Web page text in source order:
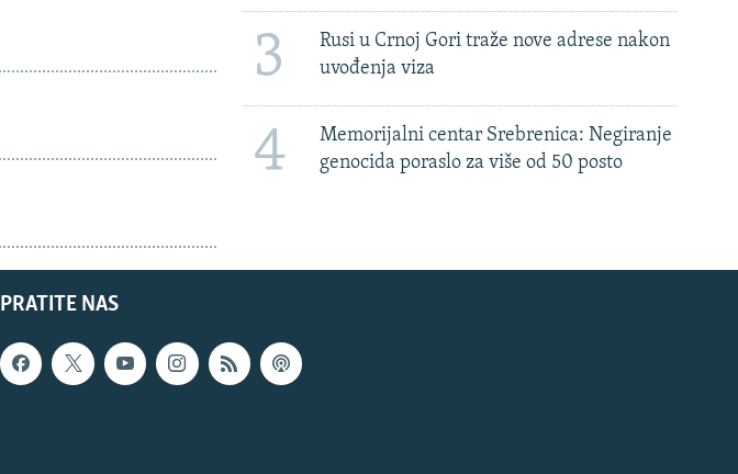
3
Rusi u Crnoj Gori traže nove adrese nakon
uvođenja viza
4
Memorijalni centar Srebrenica: Negiranje
genocida poraslo za više od 50 posto
PRATITE NAS